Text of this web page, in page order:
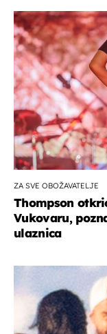
ZA SVE OBOŽAVATELJE
Thompson
Vukovaru,
ulaznica